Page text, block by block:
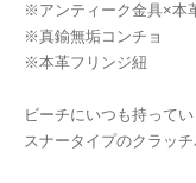
※アンティーク金具×本
※真鍮無垢コンチョ
※本革フリンジ紐
ビーチにいつも持って
スナータイプのクラッ